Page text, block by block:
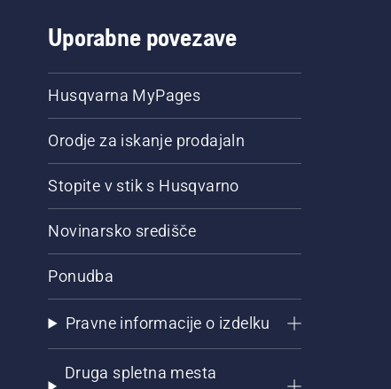
Uporabne povezave
Husqvarna MyPages
Orodje za iskanje prodajaln
Stopite v stik s Husqvarno
Novinarsko središče
Ponudba
Pravne informacije o izdelku
Druga spletna mesta